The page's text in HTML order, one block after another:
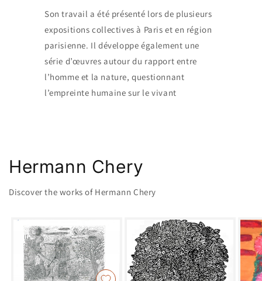
Son travail a été présenté lors de plusieurs
expositions collectives à Paris et en région
parisienne. Il développe également une
série d’œuvres autour du rapport entre
l’homme et la nature, questionnant
l’empreinte humaine sur le vivant
Hermann Chery
Discover the works of Hermann Chery